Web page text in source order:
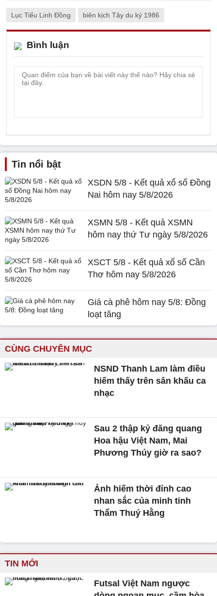
Lục Tiểu Linh Đồng biên kịch Tây du ký 1986
Bình luận
Tin nổi bật
XSDN 5/8 - Kết quả xổ số Đồng
Nai hôm nay 5/8/2026
XSMN 5/8 - Kết quả XSMN
hôm nay thứ Tư ngày 5/8/2026
XSCT 5/8 - Kết quả xổ số Cần
Thơ hôm nay 5/8/2026
Giá cà phê hôm nay 5/8: Đồng
loạt tăng
CÙNG CHUYÊN MỤC
NSND Thanh Lam làm điều
hiếm thấy trên sân khấu ca
nhạc
Sau 2 thập kỷ đăng quang
Hoa hậu Việt Nam, Mai
Phương Thúy giờ ra sao?
Ảnh hiếm thời đỉnh cao
nhan sắc của minh tinh
Thẩm Thuý Hằng
TIN MỚI
Futsal Việt Nam ngược